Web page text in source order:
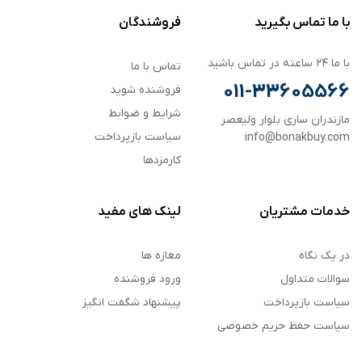
با ما تماس بگیرید
با ما ۲۴ ساعته در تماس باشید
011-33605566
مازندران ساری بلوار ولیعصر
info@bonakbuy.com
فروشندگان
تماس با ما
فروشنده شوید
شرایط و ضوابط
سیاست بازپرداخت
کارمزدها
خدمات مشتریان
در یک نگاه
سوالات متداول
سیاست بازپرداخت
سیاست حفظ حریم خصوصی
لینک های مفید
مغازه ها
ورود فروشنده
پیشنهاد شگفت انگیز